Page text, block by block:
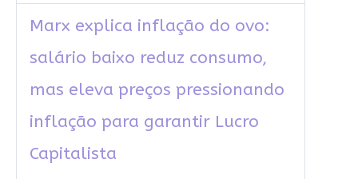
Marx explica inflação do ovo:
salário baixo reduz consumo,
mas eleva preços pressionando
inflação para garantir Lucro
Capitalista